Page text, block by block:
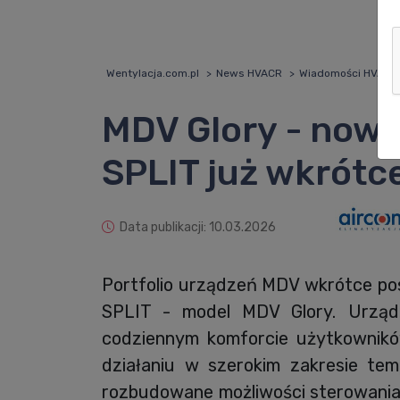
Wentylacja.com.pl News HVACR Wiadomości HVACR
MDV Glory -
SPLIT już
Data publikacji: 10.03.2026
Portfolio urządzeń MDV wkrótce
SPLIT - model MDV Glory.
codziennym komforcie
działaniu w szerokim zakresie
rozbudowane możliwości